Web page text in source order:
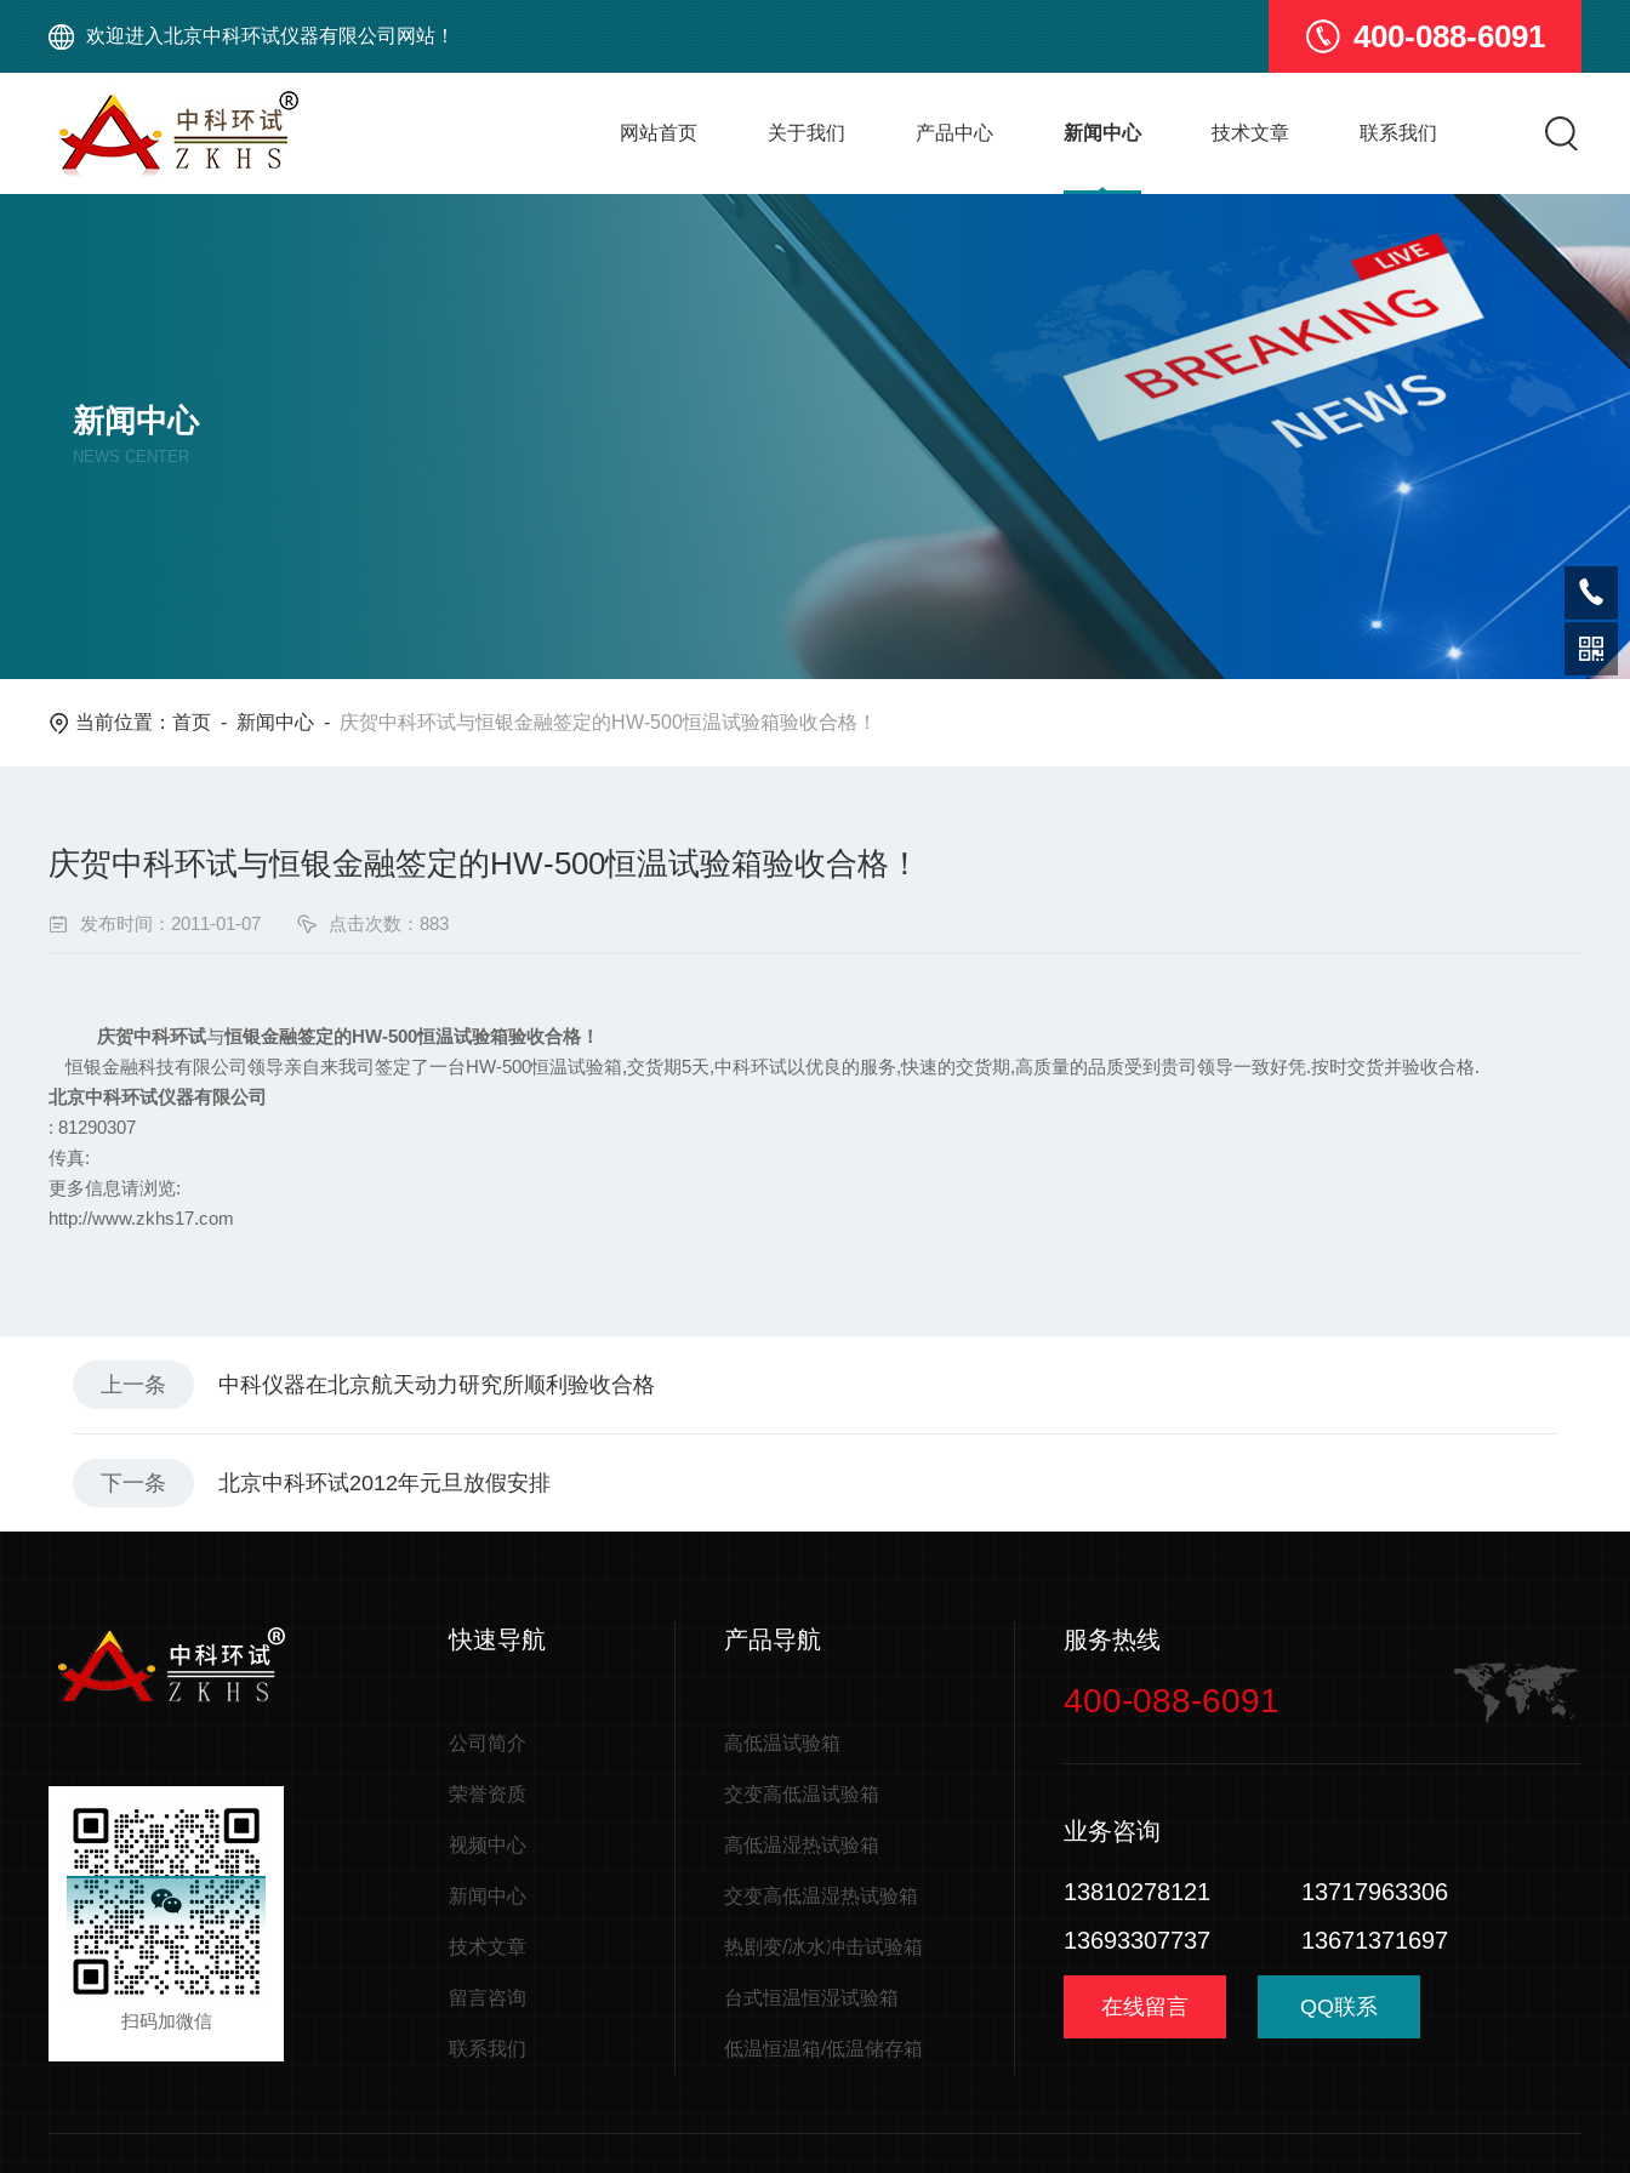
欢迎进入北京中科环试仪器有限公司网站！ 400-088-6091
网站首页 关于我们 产品中心 新闻中心 技术文章 联系我们
新闻中心
NEWS CENTER
当前位置：首页 - 新闻中心 - 庆贺中科环试与恒银金融签定的HW-500恒温试验箱验收合格！
庆贺中科环试与恒银金融签定的HW-500恒温试验箱验收合格！
发布时间：2011-01-07 点击次数：883
庆贺中科环试与恒银金融签定的HW-500恒温试验箱验收合格！
恒银金融科技有限公司领导亲自来我司签定了一台HW-500恒温试验箱,交货期5天,中科环试以优良的服务,快速的交货期,高质量的品质受到贵司领导一致好凭.按时交货并验收合格.
北京中科环试仪器有限公司
: 81290307
传真:
更多信息请浏览:
http://www.zkhs17.com
上一条 中科仪器在北京航天动力研究所顺利验收合格
下一条 北京中科环试2012年元旦放假安排
扫码加微信
快速导航
公司简介
荣誉资质
视频中心
新闻中心
技术文章
留言咨询
联系我们
产品导航
高低温试验箱
交变高低温试验箱
高低温湿热试验箱
交变高低温湿热试验箱
热剧变/冰水冲击试验箱
台式恒温恒湿试验箱
低温恒温箱/低温储存箱
服务热线
400-088-6091
业务咨询
13810278121
13717963306
13693307737
13671371697
在线留言 QQ联系